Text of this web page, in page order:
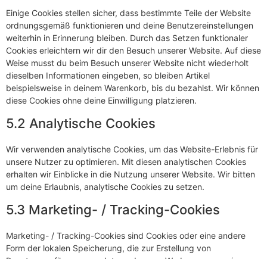
Einige Cookies stellen sicher, dass bestimmte Teile der Website
ordnungsgemäß funktionieren und deine Benutzereinstellungen
weiterhin in Erinnerung bleiben. Durch das Setzen funktionaler
Cookies erleichtern wir dir den Besuch unserer Website. Auf diese
Weise musst du beim Besuch unserer Website nicht wiederholt
dieselben Informationen eingeben, so bleiben Artikel
beispielsweise in deinem Warenkorb, bis du bezahlst. Wir können
diese Cookies ohne deine Einwilligung platzieren.
5.2 Analytische Cookies
Wir verwenden analytische Cookies, um das Website-Erlebnis für
unsere Nutzer zu optimieren. Mit diesen analytischen Cookies
erhalten wir Einblicke in die Nutzung unserer Website. Wir bitten
um deine Erlaubnis, analytische Cookies zu setzen.
5.3 Marketing- / Tracking-Cookies
Marketing- / Tracking-Cookies sind Cookies oder eine andere
Form der lokalen Speicherung, die zur Erstellung von